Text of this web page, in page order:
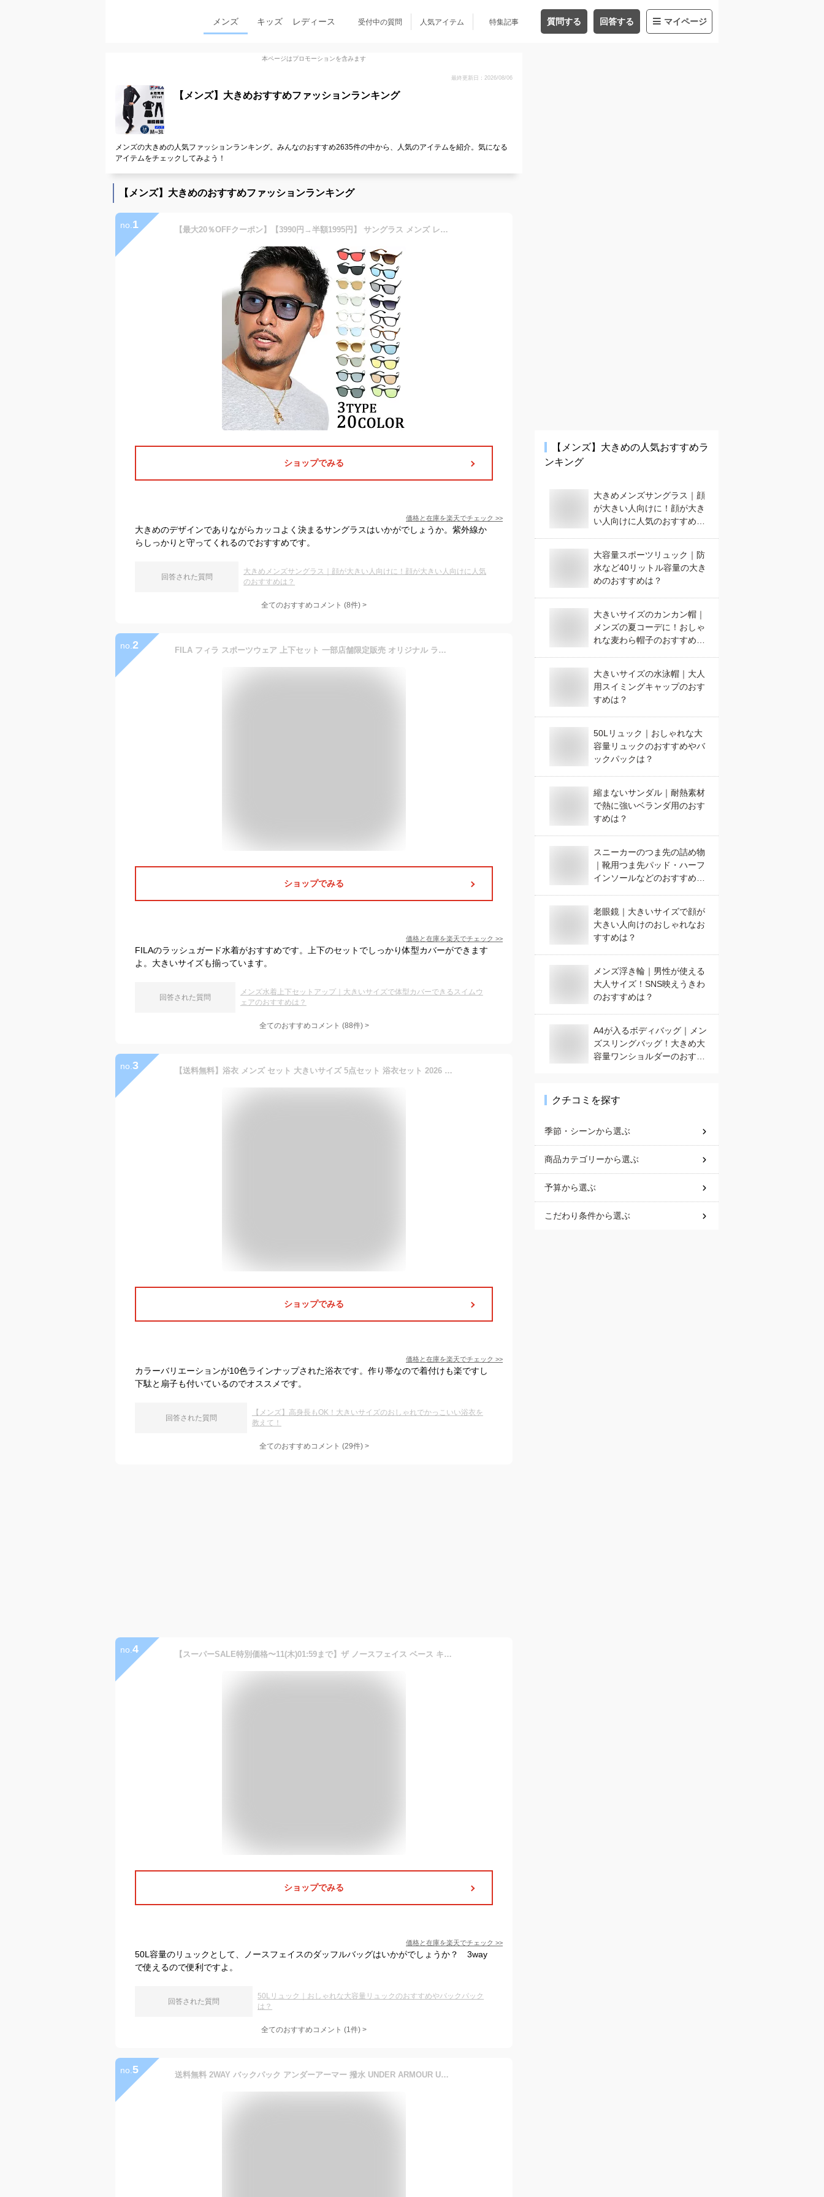
メンズ キッズ レディース 受付中の質問 人気アイテム 特集記事 質問する 回答する マイページ
本ページはプロモーションを含みます
最終更新日：2026/08/06
【メンズ】大きめおすすめファッションランキング
メンズの大きめの人気ファッションランキング。みんなのおすすめ2635件の中から、人気のアイテムを紹介。気になる
アイテムをチェックしてみよう！
【メンズ】大きめのおすすめファッションランキング
no. 1 【最大20％OFFクーポン】【3990円→半額1995円】 サングラス メンズ レディース SBG ブランド スクエア ブルー クリアレンズ カラー レンズ 薄い 色 uv スポーツ 大きめ ブルーレンズ メガネ おしゃれ おすすめ
ショップでみる
価格と在庫を楽天でチェック >>
大きめのデザインでありながらカッコよく決まるサングラスはいかがでしょうか。紫外線か
らしっかりと守ってくれるのでおすすめです。
回答された質問
大きめメンズサングラス｜顔が大きい人向けに！顔が大きい人向けに人気
のおすすめは？
全てのおすすめコメント (8件) >
no. 2 FILA フィラ スポーツウェア 上下セット 一部店舗限定販売 オリジナル ラッシュガード付き メンズ フィットネス水着 水着 3点セット 10分丈 レギンス 大きいサイズ サーフパンツ 長袖 コンプレッション M L LL 3L 420919A 送料無料 着後レビューでクーポンGET
ショップでみる
価格と在庫を楽天でチェック >>
FILAのラッシュガード水着がおすすめです。上下のセットでしっかり体型カバーができます
よ。大きいサイズも揃っています。
回答された質問
メンズ水着上下セットアップ｜大きいサイズで体型カバーできるスイムウ
ェアのおすすめは？
全てのおすすめコメント (88件) >
no. 3 【送料無料】浴衣 メンズ セット 大きいサイズ 5点セット 浴衣セット 2026 ワンタッチ帯 作り帯 下駄 扇子 腰紐 ギフト 男性 M L XL 無地 レトロ ゆかた 紳士 涼しい 清涼 花火大会 夏祭り 祭 イベント ストライプ 無地 モダン 黒 紺 ブラック ネイビー 夏 プレゼント 父の日
ショップでみる
価格と在庫を楽天でチェック >>
カラーバリエーションが10色ラインナップされた浴衣です。作り帯なので着付けも楽ですし
下駄と扇子も付いているのでオススメです。
回答された質問
【メンズ】高身長もOK！大きいサイズのおしゃれでかっこいい浴衣を
教えて！
全てのおすすめコメント (29件) >
no. 4 【スーパーSALE特別価格〜11(木)01:59まで】ザ ノースフェイス ベース キャンプ ダッフル S メンズ レディース ショルダー バックパック リュック ボストン ドラム 3WAY ブラック 50L 旅行 トラベル 通学 THE NORTH FACE BASE CAMP DUFFEL-S NF0A52ST
ショップでみる
価格と在庫を楽天でチェック >>
50L容量のリュックとして、ノースフェイスのダッフルバッグはいかがでしょうか？ 3way
で使えるので便利ですよ。
回答された質問
50Lリュック｜おしゃれな大容量リュックのおすすめやバックパック
は？
全てのおすすめコメント (1件) >
no. 5 送料無料 2WAY バックパック アンダーアーマー 撥水 UNDER ARMOUR UA 50L ダッフルバッグ ショルダーバッグ リュックサック スポーツバッグ バッグ かばん 通学 学校 部活 クラブ 合宿 旅行 1381919
【メンズ】 大きめの人気おすすめラ
ンキング
大きめメンズサングラス｜顔
が大きい人向けに！顔が大き
い人向けに人気のおすすめ
大容量スポーツリュック｜防
水など40リットル容量の大き
めのおすすめは？
大きいサイズのカンカン帽｜
メンズの夏コーデに！おしゃ
れな麦わら帽子のおすすめ
大きいサイズの水泳帽｜大人
用スイミングキャップのおす
すめは？
50Lリュック｜おしゃれな大
容量リュックのおすすめやバ
ックパックは？
縮まないサンダル｜耐熱素材
で熱に強いベランダ用のおす
すめは？
スニーカーのつま先の詰め物
｜靴用つま先パッド・ハーフ
インソールなどのおすすめ
老眼鏡｜大きいサイズで顔が
大きい人向けのおしゃれなお
すすめは？
メンズ浮き輪｜男性が使える
大人サイズ！SNS映えうきわ
のおすすめは？
A4が入るボディバッグ｜メン
ズスリングバッグ！大きめ大
容量ワンショルダーのおすす
クチコミを探す
季節・シーンから選ぶ
商品カテゴリーから選ぶ
予算から選ぶ
こだわり条件から選ぶ